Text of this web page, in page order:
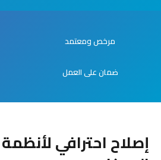
مرخص ومعتمد
ضمان على العمل
إصلاح احترافي